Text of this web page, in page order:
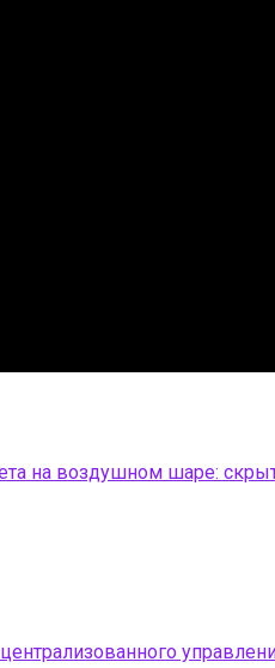
на воздушном шаре: